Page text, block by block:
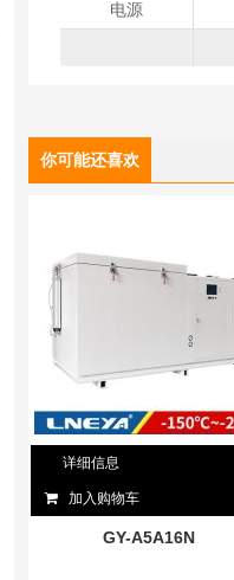
电源
你可能还喜欢
详细信息
加入购物车
GY-A5A16N
冠亚恒温制
装置循环
无锡冠亚
2022/12/12
无锡冠亚
一体机制冷
2022/12/12